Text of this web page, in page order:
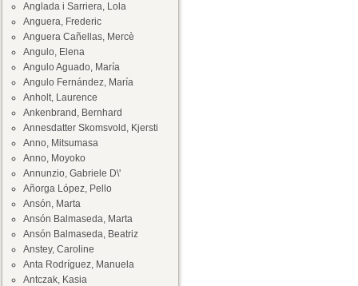
Anglada i Sarriera, Lola
Anguera, Frederic
Anguera Cañellas, Mercè
Angulo, Elena
Angulo Aguado, María
Angulo Fernández, María
Anholt, Laurence
Ankenbrand, Bernhard
Annesdatter Skomsvold, Kjersti
Anno, Mitsumasa
Anno, Moyoko
Annunzio, Gabriele D\'
Añorga López, Pello
Ansón, Marta
Ansón Balmaseda, Marta
Ansón Balmaseda, Beatriz
Anstey, Caroline
Anta Rodríguez, Manuela
Antczak, Kasia